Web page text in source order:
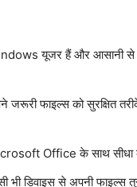
यूजर हैं और आसानी से
जरूरी फाइल्स को सुरक्षित
Office के साथ सीधा
भी डिवाइस से अपनी फाइल्स